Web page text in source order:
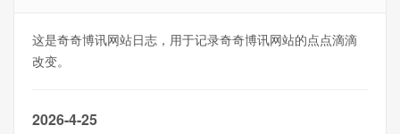
这是奇奇博讯网站日志，用于记录奇奇博讯网站的点点滴滴
改变。
2026-4-25